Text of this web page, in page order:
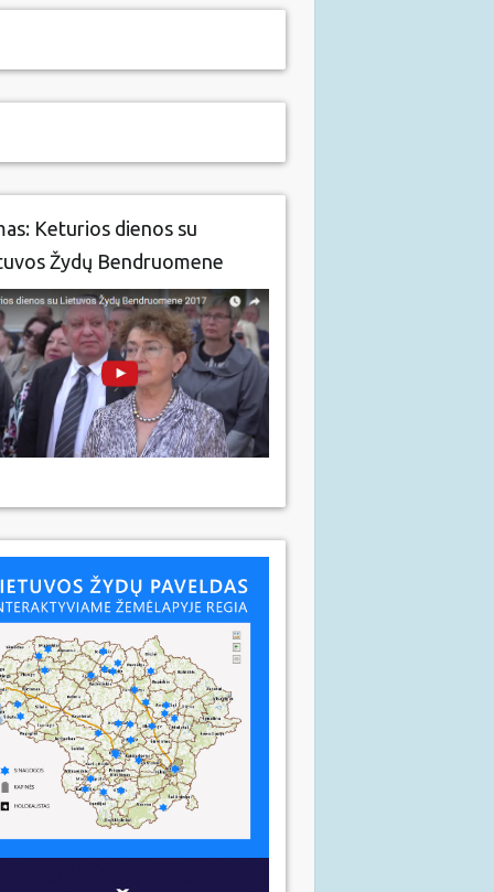
Keturios dienos su
Žydų Bendruomene